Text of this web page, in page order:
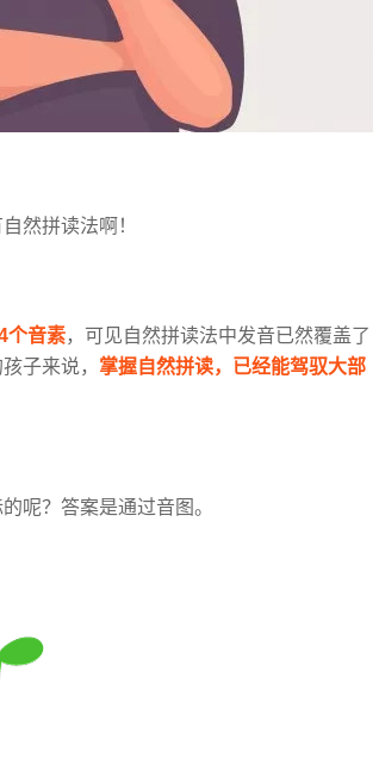
然拼读法啊！
个音素，可见自然拼读法中发音已然覆盖了
子来说， 掌握自然拼读，已经能驾驭大部
呢？答案是通过音图。